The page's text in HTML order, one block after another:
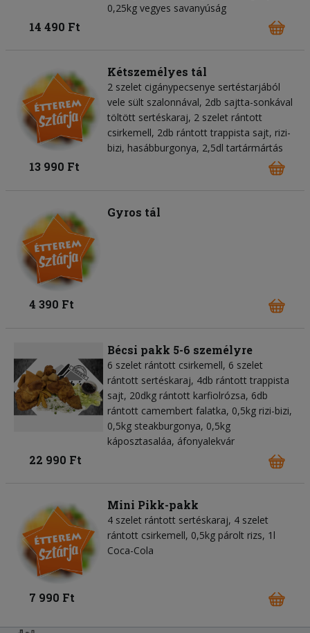
0,25kg vegyes savanyúság
14 490 Ft
Kétszemélyes tál
2 szelet cigánypecsenye sertéstarjából
vele sült szalonnával, 2db sajtta-sonkával
töltött sertéskaraj, 2 szelet rántott
csirkemell, 2db rántott trappista sajt, rizi-
bizi, hasábburgonya, 2,5dl tartármártás
13 990 Ft
Gyros tál
4 390 Ft
Bécsi pakk 5-6 személyre
6 szelet rántott csirkemell, 6 szelet
rántott sertéskaraj, 4db rántott trappista
sajt, 20dkg rántott karfiolrózsa, 6db
rántott camembert falatka, 0,5kg rizi-bizi,
0,5kg steakburgonya, 0,5kg
káposztasaláa, áfonyalekvár
22 990 Ft
Mini Pikk-pakk
4 szelet rántott sertéskaraj, 4 szelet
rántott csirkemell, 0,5kg párolt rizs, 1l
Coca-Cola
7 990 Ft